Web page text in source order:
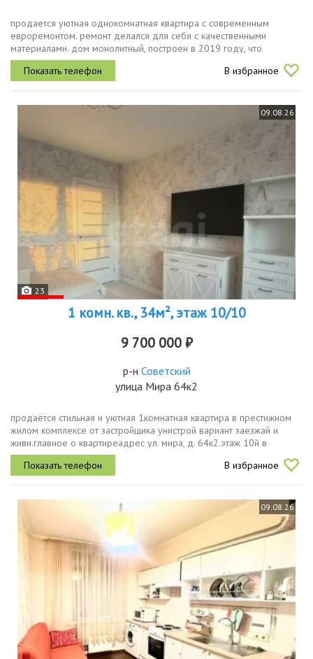
продается уютная однокомнатная квартира с современным
евроремонтом. ремонт делался для себя с качественными
материалами. дом монолитный, построен в 2019 году, что
обеспечивает хорошую тепло и звукоизоляцию. квартира
расположена на 17 этаже...
В избранное
09.08.26
23
1 комн. кв., 34м², этаж 10/10
9 700 000 ₽
р-н Советский
улица Мира 64к2
продаётся стильная и уютная 1комнатная квартира в престижном
жилом комплексе от застройщика унистрой вариант заезжай и
живи.главное о квартиреадрес ул. мира, д. 64к2.этаж 10й в
качественном кирпичном доме.площадь общая 34,2 м²,
просторная кухня 9,5...
В избранное
09.08.26